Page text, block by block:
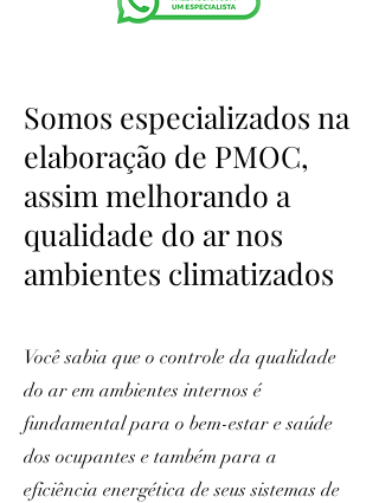
Somos especializados na
elaboração de PMOC,
assim melhorando a
qualidade do ar nos
ambientes climatizados
Você sabia que o controle da qualidade
do ar em ambientes internos é
fundamental para o bem-estar e saúde
dos ocupantes e também para a
eficiência energética de seus sistemas de